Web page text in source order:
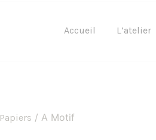
Accueil
L’atelier
Papiers / A Motif